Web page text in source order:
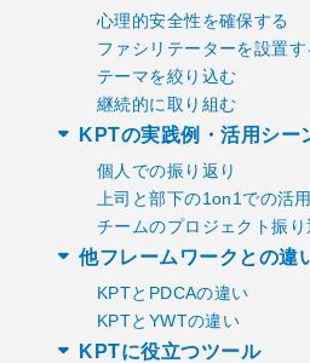
心理的安全性を確保する
ファシリテーターを設置す
テーマを絞り込む
継続的に取り組む
KPTの実践例・活用シー
個人での振り返り
上司と部下の1on1での活用
チームのプロジェクト振り
他フレームワークとの違
KPTとPDCAの違い
KPTとYWTの違い
KPTに役立つツール